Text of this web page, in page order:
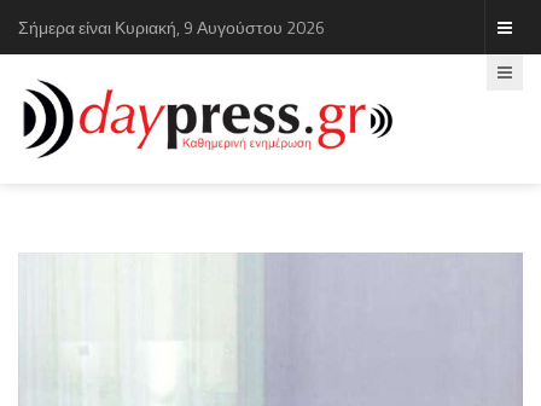
Σήμερα είναι Κυριακή, 9 Αυγούστου 2026